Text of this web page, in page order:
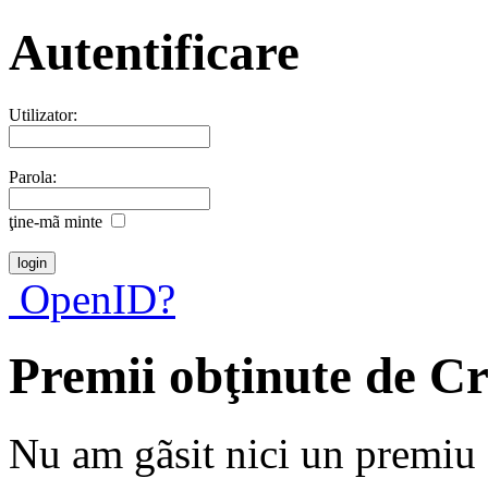
Autentificare
Utilizator:
Parola:
ţine-mã minte
OpenID?
Premii obţinute de
Nu am gãsit nici un premiu